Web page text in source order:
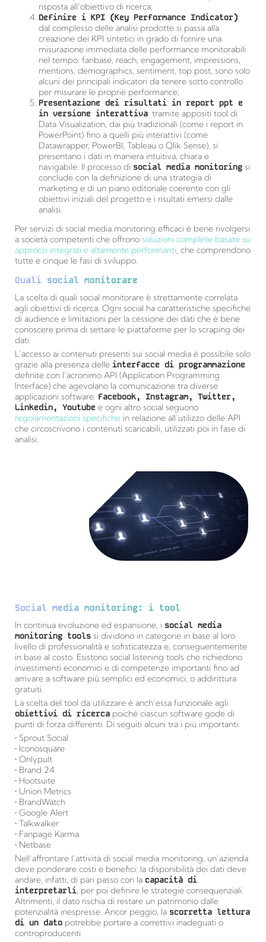
risposta all’obiettivo di ricerca;
Definire i KPI (Key Performance Indicator):
dal complesso delle analisi prodotte si passa alla
creazione dei KPI sintetici in grado di fornire una
misurazione immediata delle performance monitorabili
nel tempo: fanbase, reach, engagement, impressions,
mentions, demographics, sentiment, top post, sono solo
alcuni dei principali indicatori da tenere sotto controllo
per misurare le proprie performance;
Presentazione dei risultati in report ppt e
in versione interattiva: tramite appositi tool di
Data Visualization, dai più tradizionali (come i report in
PowerPoint) fino a quelli più interattivi (come
Datawrapper, PowerBI, Tableau o Qlik Sense), si
presentano i dati in maniera intuitiva, chiara e
navigabile. Il processo di social media monitoring si
conclude con la definizione di una strategia di
marketing e di un piano editoriale coerente con gli
obiettivi iniziali del progetto e i risultati emersi dalle
analisi.
Per servizi di social media monitoring efficaci è bene rivolgersi
a società competenti che offronosoluzioni complete basate su
approcci integrati e altamente performanti, che comprendono
tutte e cinque le fasi di sviluppo.
Quali social monitorare
La scelta di quali social monitorare è strettamente correlata
agli obiettivi di ricerca. Ogni social ha caratteristiche specifiche
di audience e limitazioni per la cessione dei dati che è bene
conoscere prima di settare le piattaforme per lo scraping dei
dati.
L’accesso ai contenuti presenti sui social media è possibile solo
grazie alla presenza delleinterfacce di programmazione
definite con l’acronimo API (Application Programming
Interface) che agevolano la comunicazione tra diverse
applicazioni software. Facebook, Instagram, Twitter,
Linkedin, Youtube e ogni altro social seguono
regolamentazioni specifiche in relazione all’utilizzo delle API
che circoscrivono i contenuti scaricabili, utilizzati poi in fase di
analisi.
Social media monitoring: i tool
In continua evoluzione ed espansione, i social media
monitoring tools si dividono in categorie in base al loro
livello di professionalità e sofisticatezza e, conseguentemente
in base al costo. Esistono social listening tools che richiedono
investimenti economici e di competenze importanti fino ad
arrivare a software più semplici ed economici, o addirittura
gratuiti.
La scelta del tool da utilizzare è anch’essa funzionale agli
obiettivi di ricerca poiché ciascun software gode di
punti di forza differenti. Di seguiti alcuni tra i più importanti:
• Sprout Social
• Iconosquare
• Onlypult
• Brand 24
• Hootsuite
• Union Metrics
• BrandWatch
• Google Alert
• Talkwalker
• Fanpage Karma
• Netbase
Nell’affrontare l’attività di social media monitoring, un’azienda
deve ponderare costi e benefici: la disponibilità dei dati deve
andare, infatti, di pari passo con lacapacità di
interpretarli, per poi definire le strategie consequenziali.
Altrimenti, il dato rischia di restare un patrimonio dalle
potenzialità inespresse. Ancor peggio, la scorretta lettura
di un dato potrebbe portare a correttivi inadeguati o
controproducenti.